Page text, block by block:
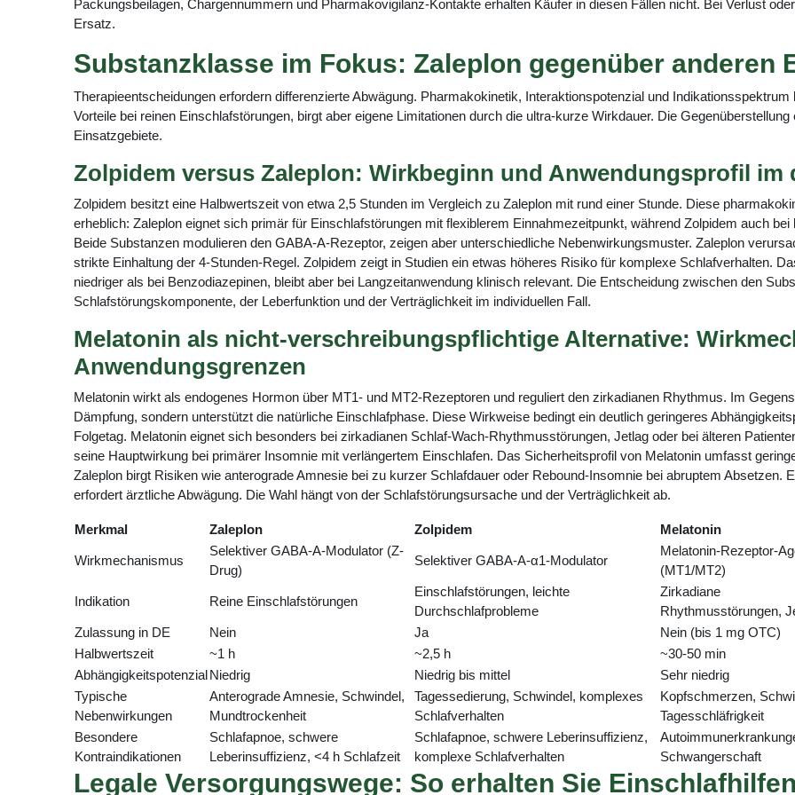
Packungsbeilagen, Chargennummern und Pharmakovigilanz-Kontakte erhalten Käufer in diesen Fällen nicht. Bei Verlust
Ersatz.
Substanzklasse im Fokus: Zaleplon gegenüber anderen
Therapieentscheidungen erfordern differenzierte Abwägung. Pharmakokinetik, Interaktionspotenzial und
Vorteile bei reinen Einschlafstörungen, birgt aber eigene Limitationen durch die ultra-kurze Wirkdauer. Die
Einsatzgebiete.
Zolpidem versus Zaleplon: Wirkbeginn und Anwendungsprofil im
Zolpidem besitzt eine Halbwertszeit von etwa 2,5 Stunden im Vergleich zu Zaleplon mit rund einer Stunde. Diese
erheblich: Zaleplon eignet sich primär für Einschlafstörungen mit flexiblerem Einnahmezeitpunkt, während Zolpidem auch
Beide Substanzen modulieren den GABA-A-Rezeptor, zeigen aber unterschiedliche Nebenwirkungsmuster. Zaleplon
strikte Einhaltung der 4-Stunden-Regel. Zolpidem zeigt in Studien ein etwas höheres Risiko für komplexe Schlafverhalten.
niedriger als bei Benzodiazepinen, bleibt aber bei Langzeitanwendung klinisch relevant. Die Entscheidung zwischen den
Schlafstörungskomponente, der Leberfunktion und der Verträglichkeit im individuellen Fall.
Melatonin als nicht-verschreibungspflichtige Alternative:
Anwendungsgrenzen
Melatonin wirkt als endogenes Hormon über MT1- und MT2-Rezeptoren und reguliert den zirkadianen Rhythmus. Im
Dämpfung, sondern unterstützt die natürliche Einschlafphase. Diese Wirkweise bedingt ein deutlich geringeres
Folgetag. Melatonin eignet sich besonders bei zirkadianen Schlaf-Wach-Rhythmusstörungen, Jetlag oder bei älteren
seine Hauptwirkung bei primärer Insomnie mit verlängertem Einschlafen. Das Sicherheitsprofil von Melatonin umfasst
Zaleplon birgt Risiken wie anterograde Amnesie bei zu kurzer Schlafdauer oder Rebound-Insomnie bei abruptem Absetzen.
erfordert ärztliche Abwägung. Die Wahl hängt von der Schlafstörungsursache und der Verträglichkeit ab.
Merkmal Zaleplon Zolpidem Melatonin
Wirkmechanismus
Selektiver GABA-A-Modulator (Z-
Drug)
Selektiver GABA-A-α1-Modulator
Melatonin-Rezeptor-
(MT1/MT2)
Indikation Reine Einschlafstörungen
Einschlafstörungen, leichte
Durchschlafprobleme
Zirkadiane
Rhythmusstörungen,
Zulassung in DE
Nein Ja
Nein (bis 1 mg OTC)
Halbwertszeit
~1 h ~2,5 h
~30-50 min
AbhängigkeitspotenzialNiedrig Niedrig bis mittel
Sehr niedrig
Typische
Nebenwirkungen
Anterograde Amnesie, Schwindel,
Mundtrockenheit
Tagessedierung, Schwindel, komplexes
Schlafverhalten
Kopfschmerzen,
Tagesschläfrigkeit
Besondere
Kontraindikationen
Schlafapnoe, schwere
Leberinsuffizienz, <4 h Schlafzeit
Schlafapnoe, schwere Leberinsuffizienz,
komplexe Schlafverhalten
Schwangerschaft
Legale Versorgungswege: So erhalten Sie